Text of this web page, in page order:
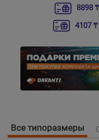
8898 ₸
4107 ₸
Все типоразмеры